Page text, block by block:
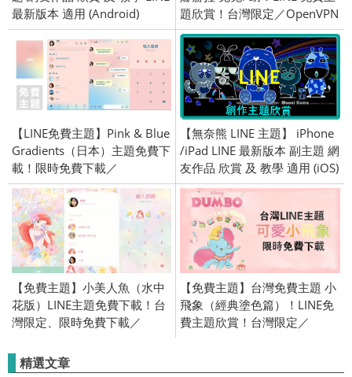
最新版本 適用 (Android)
題欣賞！台灣限定／OpenVPN
跨區／2018/05/10
【LINE免費主題】Pink & Blue
Gradients（日本）主題免費下
載！限時免費下載／
2023/03/28
【無奈熊 LINE 主題】 iPhone
/iPad LINE 最新版本 副主題 網
友作品 欣賞 及 教學 適用 (iOS)
【免費主題】小美人魚（水中
花版）LINE主題免費下載！台
灣限定、限時免費下載／
【免費主題】台灣免費主題 小
飛象（經典塗色篇）！LINE免
費主題欣賞！台灣限定／
精選文章